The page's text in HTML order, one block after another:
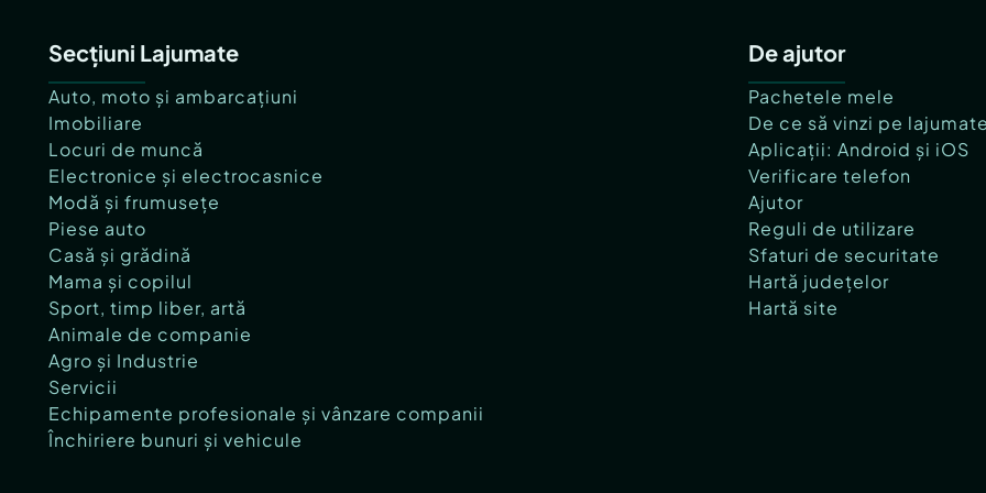
Secțiuni Lajumate
Auto, moto și ambarcațiuni
Imobiliare
Locuri de muncă
Electronice și electrocasnice
Modă și frumusețe
Piese auto
Casă și grădină
Mama și copilul
Sport, timp liber, artă
Animale de companie
Agro și Industrie
Servicii
Echipamente profesionale și vânzare companii
Închiriere bunuri și vehicule
De ajutor
Pachetele mele
De ce să vinzi pe
Aplicații: Android și iOS
Verificare telefon
Ajutor
Reguli de utilizare
Sfaturi de securitate
Hartă județelor
Hartă site